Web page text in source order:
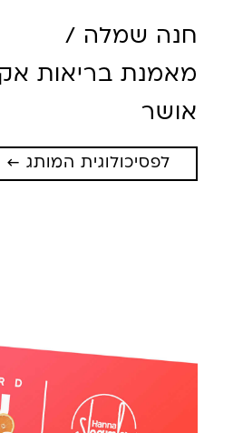
חנה שמלה /
מאמנת בריאות
אושר
לפסיכולוגית המותג ←